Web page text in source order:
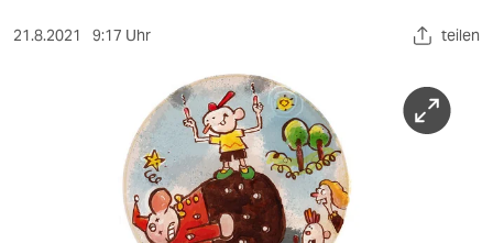
21.8.2021 9:17 Uhr teilen